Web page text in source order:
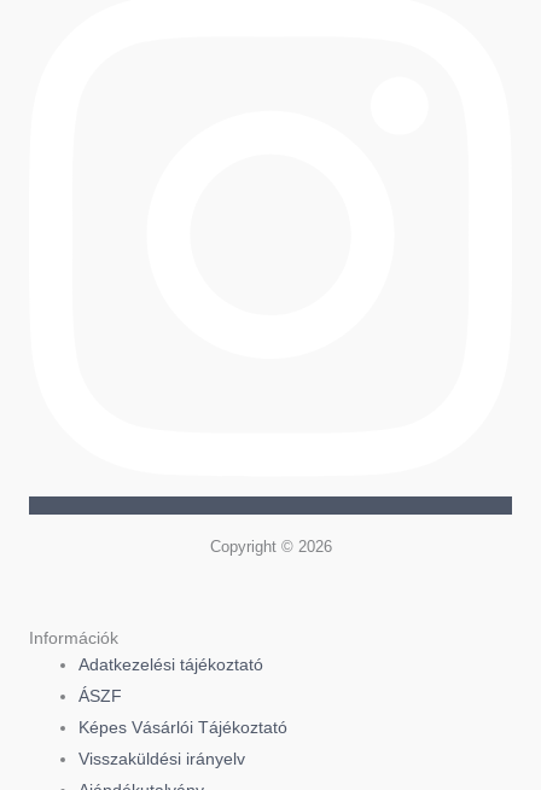
Copyright © 2026
Információk
Adatkezelési tájékoztató
ÁSZF
Képes Vásárlói Tájékoztató
Visszaküldési irányelv